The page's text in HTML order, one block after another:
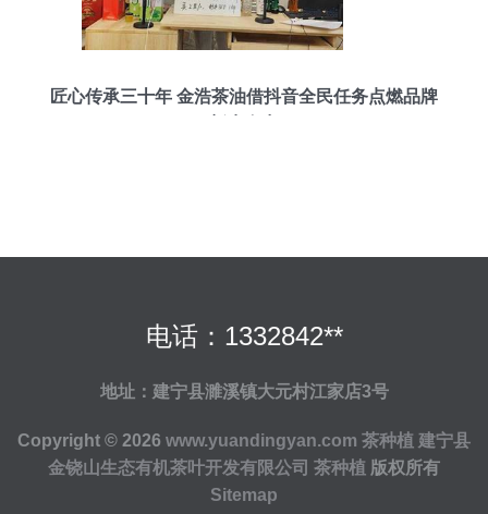
匠心传承三十年 金浩茶油借抖音全民任务点燃品牌
电话：1332842**
地址：建宁县濉溪镇大元村江家店3号
Copyright © 2026 www.yuandingyan.com 茶种植 建宁县
金铙山生态有机茶叶开发有限公司 茶种植 版权所有
Sitemap